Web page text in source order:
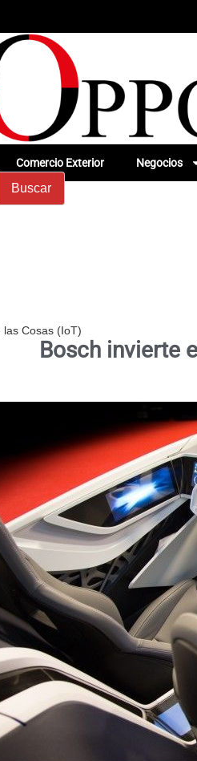
Comercio Exterior Negocios
las Cosas (IoT)
Bosch invierte